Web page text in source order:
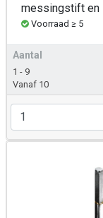
messingstift en
Voorraad ≥ 5
Aantal
1 - 9
Vanaf 10